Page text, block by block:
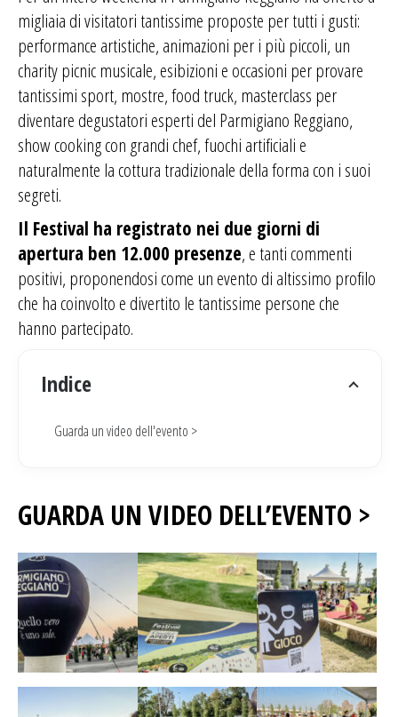
migliaia di visitatori tantissime proposte per tutti i gusti:
performance artistiche, animazioni per i più piccoli, un
charity picnic musicale, esibizioni e occasioni per provare
tantissimi sport, mostre, food truck, masterclass per
diventare degustatori esperti del Parmigiano Reggiano,
show cooking con grandi chef, fuochi artificiali e
naturalmente la cottura tradizionale della forma con i suoi
segreti.
Il Festival ha registrato nei due giorni di
apertura ben 12.000 presenze, e tanti commenti
positivi, proponendosi come un evento di altissimo profilo
che ha coinvolto e divertito le tantissime persone che
hanno partecipato.
Indice
Guarda un video dell'evento >
GUARDA UN VIDEO DELL’EVENTO >